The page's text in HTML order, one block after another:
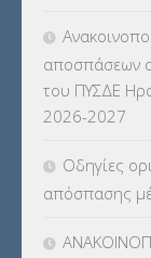
ΚΠπ-
ΛΟΙΠΑ(309)
αποσπάσεων
του ΠΥΣΔΕ
2026-2027
Οδηγίες
απόσπασης